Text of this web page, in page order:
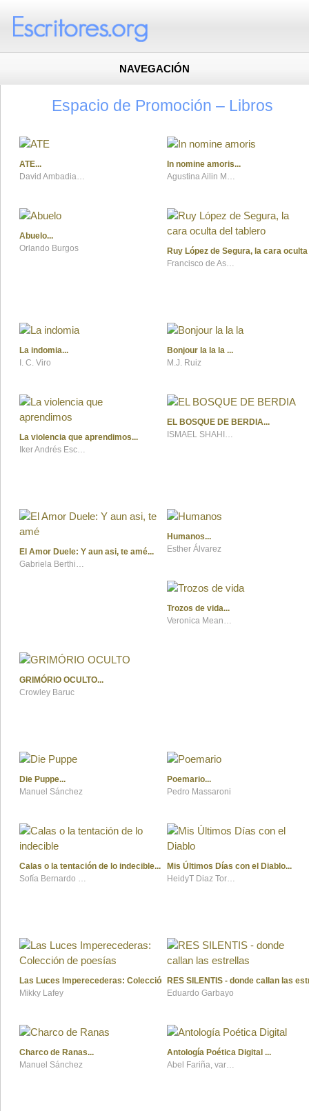
NAVEGACIÓN
Espacio de Promoción – Libros
ATE
David Ambadiang García
In nomine amoris
Agustina Ailin Mardones
Abuelo
Orlando Burgos
Ruy López de Segura, la cara
Francisco de Asís Gragera Ledesma y Daniel Gragera Ledesma
La indomia
I. C. Viro
Bonjour la la la
M.J. Ruiz
La violencia que aprendimos
Iker Andrés Escudero
EL BOSQUE DE BERDIA
ISMAEL SHAHIN GARCÍA
El Amor Duele: Y aun asi, te amé
Gabriela Berthin Siles
Humanos
Esther Álvarez
Trozos de vida
Veronica Meana Antuña (seudónimo)
GRIMÓRIO OCULTO
Crowley Baruc
Die Puppe
Manuel Sánchez
Poemario
Pedro Massaroni
Calas o la tentación de lo indecible
Sofía Bernardo Méndez
Mis Últimos Días con el Diablo
HeidyT Diaz Torres
Las Luces Imperecederas: Colección de poesías
Mikky Lafey
RES SILENTIS - donde callan las
Eduardo Garbayo
Charco de Ranas
Manuel Sánchez
Antología Poética Digital
Abel Fariña, varios autores internacionales